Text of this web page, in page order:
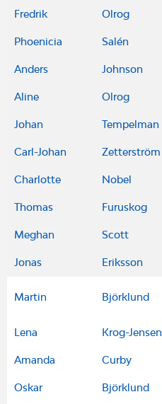
Fredrik Olrog
Phoenicia Salén
Anders Johnson
Aline Olrog
Johan Tempelman
Carl-Johan Zetterström
Charlotte Nobel
Thomas Furuskog
Meghan Scott
Jonas Eriksson
Martin Björklund
Lena Krog-Jensen
Amanda Curby
Oskar Björklund